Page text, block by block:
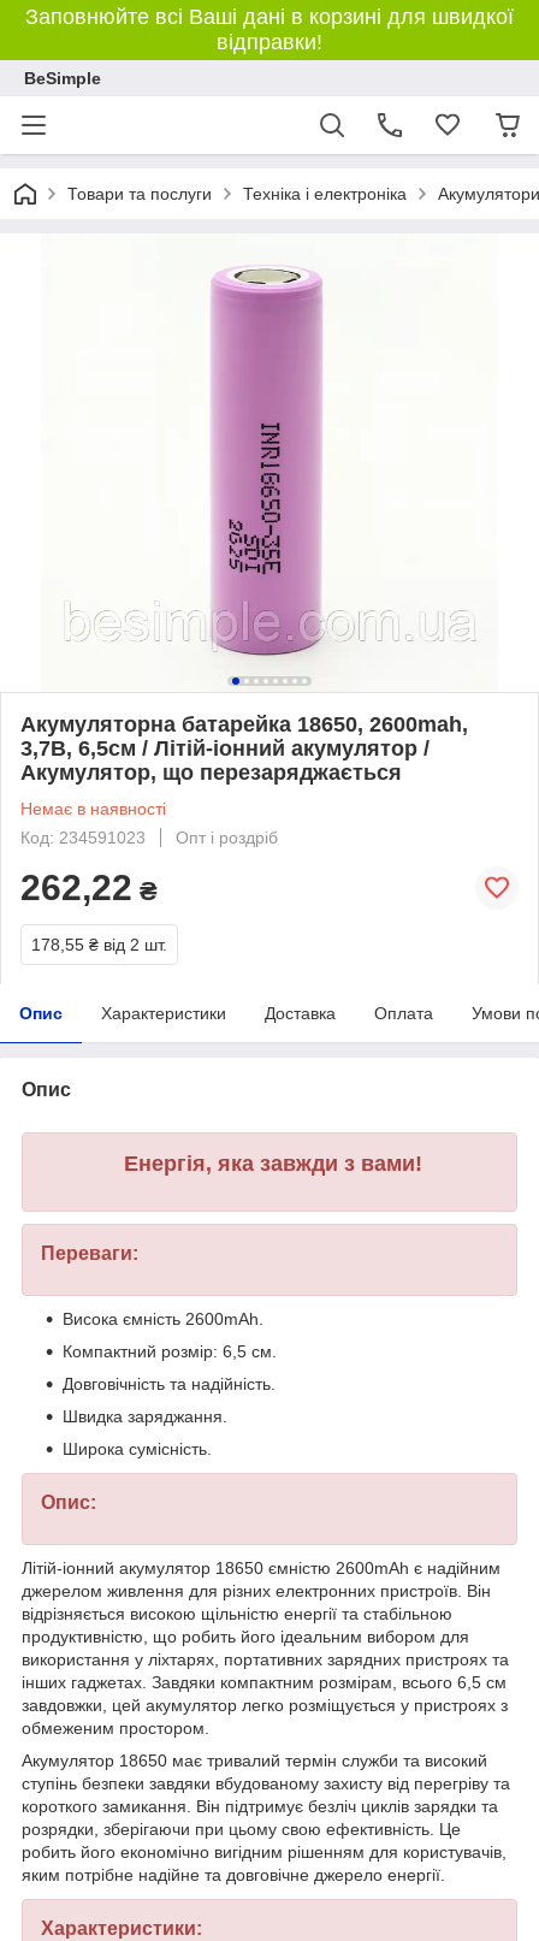
Заповнюйте всі Ваші дані в корзині для швидкої
відправки!
BeSimple
Товари та послуги Техніка і електроніка
Акумуляторна батарейка 18650, 2600mah,
3,7В, 6,5см / Літій-іонний акумулятор /
Акумулятор, що перезаряджається
Немає в наявності
Код: 234591023
Опт і роздріб
262,22 ₴
178,55 ₴ від 2 шт.
Опис Характеристики Доставка Оплата Умови
Опис
Енергія, яка завжди з вами!
Переваги:
Висока ємність 2600mAh.
Компактний розмір: 6,5 см.
Довговічність та надійність.
Швидка заряджання.
Широка сумісність.
Опис:
Літій-іонний акумулятор 18650 ємністю 2600mAh є надійним
джерелом живлення для різних електронних пристроїв. Він
відрізняється високою щільністю енергії та стабільною
продуктивністю, що робить його ідеальним вибором для
використання у ліхтарях, портативних зарядних пристроях та
інших гаджетах. Завдяки компактним розмірам, всього 6,5 см
завдовжки, цей акумулятор легко розміщується у пристроях з
обмеженим простором.
Акумулятор 18650 має тривалий термін служби та високий
ступінь безпеки завдяки вбудованому захисту від перегріву та
короткого замикання. Він підтримує безліч циклів зарядки та
розрядки, зберігаючи при цьому свою ефективність. Це
робить його економічно вигідним рішенням для користувачів,
яким потрібне надійне та довговічне джерело енергії.
Характеристики: